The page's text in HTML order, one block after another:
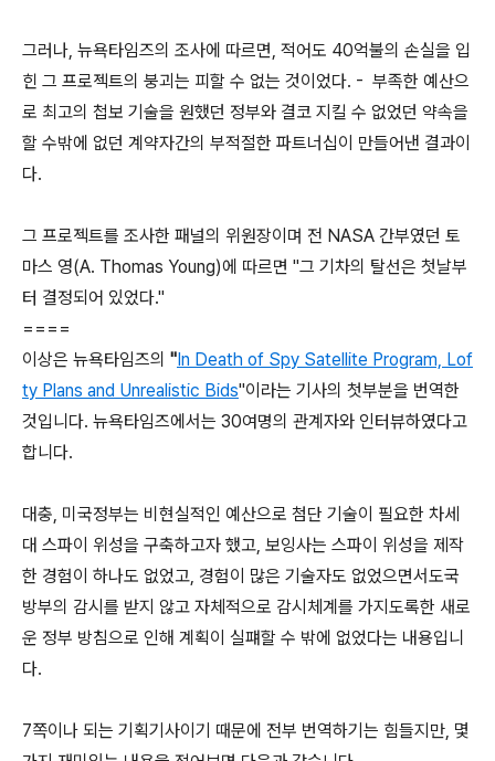
그러나, 뉴욕타임즈의 조사에 따르면, 적어도 40억불의 손실을 입
힌 그 프로젝트의 붕괴는 피할 수 없는 것이었다. - 부족한 예산으
로 최고의 첩보 기술을 원했던 정부와 결코 지킬 수 없었던 약속을
할 수밖에 없던 계약자간의 부적절한 파트너십이 만들어낸 결과이
다.
그 프로젝트를 조사한 패널의 위원장이며 전 NASA 간부였던 토
마스 영(A. Thomas Young)에 따르면 "그 기차의 탈선은 첫날부
터 결정되어 있었다."
====
이상은 뉴욕타임즈의 "In Death of Spy Satellite Program, Lof
ty Plans and Unrealistic Bids"이라는 기사의 첫부분을 번역한
것입니다. 뉴욕타임즈에서는 30여명의 관계자와 인터뷰하였다고
합니다.
대충, 미국정부는 비현실적인 예산으로 첨단 기술이 필요한 차세
대 스파이 위성을 구축하고자 했고, 보잉사는 스파이 위성을 제작
한 경험이 하나도 없었고, 경험이 많은 기술자도 없었으면서도국
방부의 감시를 받지 않고 자체적으로 감시체계를 가지도록한 새로
운 정부 방침으로 인해 계획이 실퍠할 수 밖에 없었다는 내용입니
다.
7쪽이나 되는 기획기사이기 때문에 전부 번역하기는 힘들지만, 몇